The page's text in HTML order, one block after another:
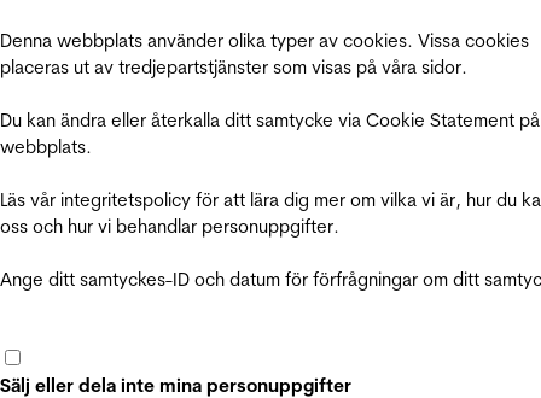
Denna webbplats använder olika typer av cookies. Vissa cookies
placeras ut av tredjepartstjänster som visas på våra sidor.
Du kan ändra eller återkalla ditt samtycke via Cookie Statement
webbplats.
Läs vår integritetspolicy för att lära dig mer om vilka vi är, hur du
oss och hur vi behandlar personuppgifter.
Ange ditt samtyckes-ID och datum för förfrågningar om ditt
Sälj eller dela inte mina personuppgifter